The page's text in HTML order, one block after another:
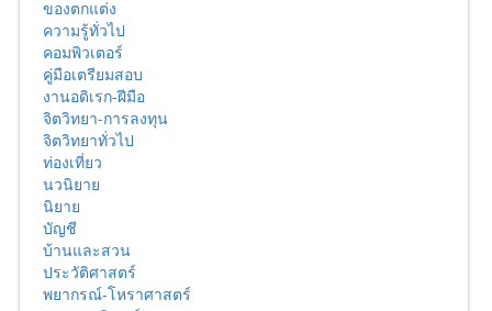
ของตกแต่ง
ความรู้ทั่วไป
คอมพิวเตอร์
คู่มือเตรียมสอบ
งานอดิเรก-ฝีมือ
จิตวิทยา-การลงทุน
จิตวิทยาทั่วไป
ท่องเที่ยว
นวนิยาย
นิยาย
บัญชี
บ้านและสวน
ประวัติศาสตร์
พยากรณ์-โหราศาสตร์